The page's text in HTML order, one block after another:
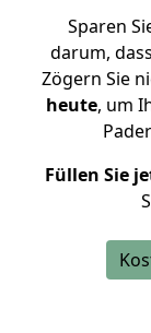
Sparen
darum,
Zögern Sie
heute, um
Füllen Sie